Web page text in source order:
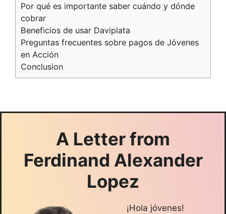
Por qué es importante saber cuándo y dónde
cobrar
Beneficios de usar Daviplata
Preguntas frecuentes sobre pagos de Jóvenes
en Acción
Conclusion
A Letter from
Ferdinand Alexander
Lopez
¡Hola jóvenes!